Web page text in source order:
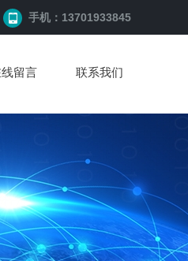
手机：13701933845
留言 联系我们